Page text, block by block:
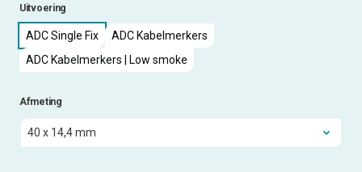
Uitvoering
ADC Single Fix
ADC Kabelmerkers
ADC Kabelmerkers | Low smoke
Afmeting